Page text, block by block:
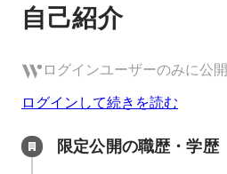
自己紹介
ログインユーザーのみに公開
ログインして続きを読む
限定公開の職歴・学歴